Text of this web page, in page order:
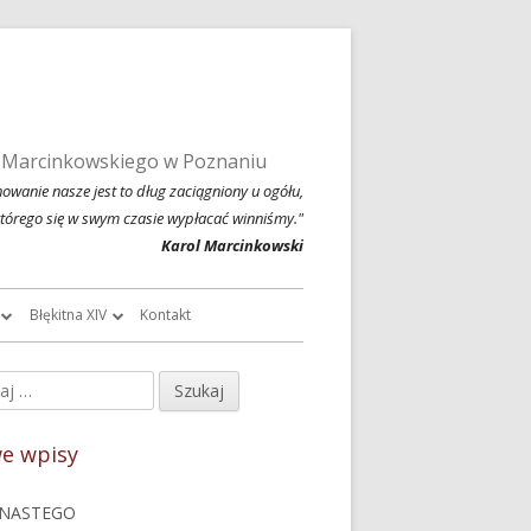
w Poznaniu
nasze jest to dług zaciągniony u ogółu,
się w swym czasie wypłacać winniśmy."
Karol Marcinkowski
Błękitna XIV
Historia Błękitnej XIV i jej tradycje
Błękitna XIV w latach 1999 – 2004
Jednodniówka z okazji 80-lecia
Kontakt
wpisy